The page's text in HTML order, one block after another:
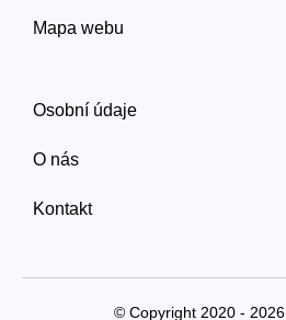
Mapa webu
Osobní údaje
O nás
Kontakt
© Copyright 2020 - 2026